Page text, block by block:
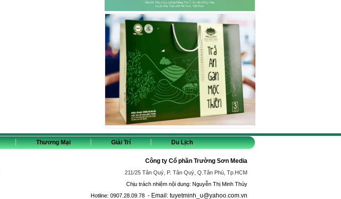
Thương Mại Giải Trí Du Lịch
Công ty Cổ phần Trường Sơn Media
211/25 Tân Quý, P. Tân Quý, Q.Tân Phú, Tp.HCM
Chịu trách nhiệm nội dung: Nguyễn Thị Minh Thúy
Hotline: 0907.28.09.78 - Email: tuyetminh_u@yahoo.com.vn